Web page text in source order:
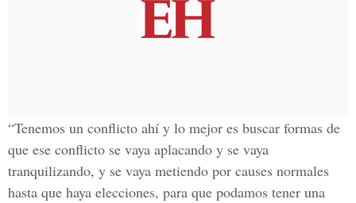
“Tenemos un conflicto ahí y lo mejor es buscar formas de
que ese conflicto se vaya aplacando y se vaya
tranquilizando, y se vaya metiendo por causes normales
hasta que haya elecciones, para que podamos tener una